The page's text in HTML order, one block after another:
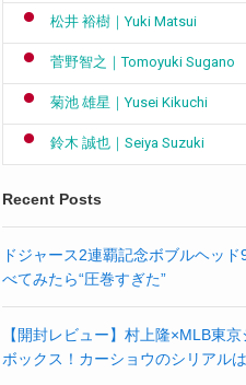
松井 裕樹｜Yuki Matsui
菅野智之｜Tomoyuki Sugano
菊池 雄星｜Yusei Kikuchi
鈴木 誠也｜Seiya Suzuki
Recent Posts
ドジャース2連覇記念ボブルヘッド
べてみたら“圧巻すぎた”
【開封レビュー】村上隆×MLB東
ボックス！カーショウのシリアル